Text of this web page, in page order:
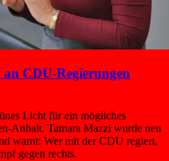
CDU-Regierungen
Licht für ein mögliches
Anhalt. Tamara Mazzi wurde neu
warnt: Wer mit der CDU regiert,
gegen rechts.